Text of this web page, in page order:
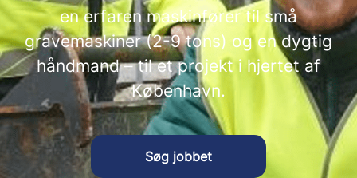
en erfaren maskinfører til små
gravemaskiner (2-9 tons) og en dygtig
håndmand – til et projekt i hjertet af
København.
Søg jobbet